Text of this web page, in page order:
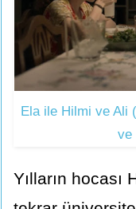
Ela ile Hilmi ve Ali
ve
Yılların hocası